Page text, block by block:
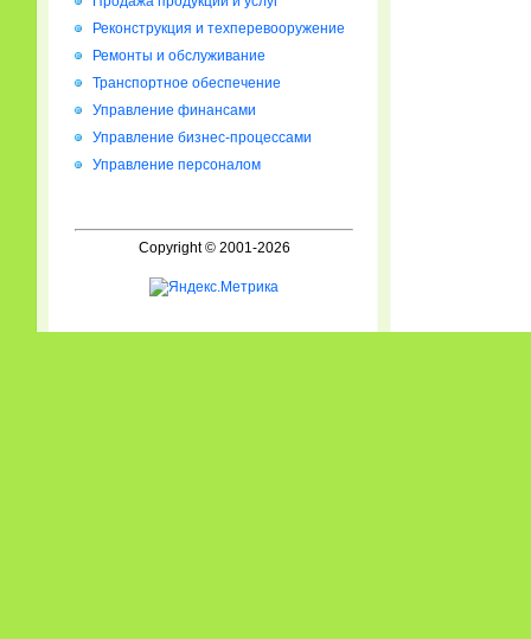
Реконструкция и техперевооружение
Ремонты и обслуживание
Транспортное обеспечение
Управление финансами
Управление бизнес-процессами
Управление персоналом
Copyright © 2001-2026